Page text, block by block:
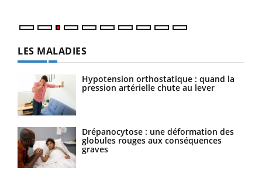
LES MALADIES
Hypotension orthostatique : quand la
pression artérielle chute au lever
Drépanocytose : une déformation des
globules rouges aux conséquences
graves